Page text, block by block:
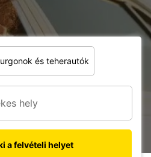
és teherautók
a felvételi helyet